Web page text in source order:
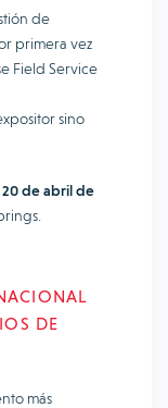
de
primera vez
Field Service
sino
20 de abril de
DE
más